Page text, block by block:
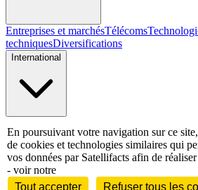
Entreprises et marchésTélécoms
techniquesDiversifications
International
Personnalités
En poursuivant votre navigation sur ce
de cookies et technologies similaires qui
vos données par Satellifacts afin de
- voir notre
Tout accepter
Refuser tous les